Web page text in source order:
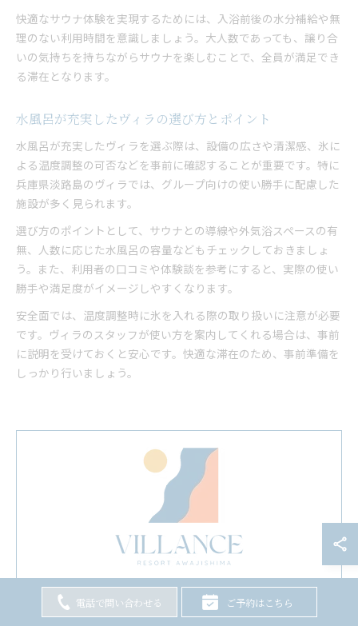
快適なサウナ体験を実現するためには、入浴前後の水分補給や無
理のない利用時間を意識しましょう。大人数であっても、譲り合
いの気持ちを持ちながらサウナを楽しむことで、全員が満足でき
る滞在となります。
水風呂が充実したヴィラの選び方とポイント
水風呂が充実したヴィラを選ぶ際は、設備の広さや清潔感、氷に
よる温度調整の可否などを事前に確認することが重要です。特に
兵庫県淡路島のヴィラでは、グループ向けの使い勝手に配慮した
施設が多く見られます。
選び方のポイントとして、サウナとの導線や外気浴スペースの有
無、人数に応じた水風呂の容量などもチェックしておきましょ
う。また、利用者の口コミや体験談を参考にすると、実際の使い
勝手や満足度がイメージしやすくなります。
安全面では、温度調整時に氷を入れる際の取り扱いに注意が必要
です。ヴィラのスタッフが使い方を案内してくれる場合は、事前
に説明を受けておくと安心です。快適な滞在のため、事前準備を
しっかり行いましょう。
オーシャンビューのヴィラとして、寝室はもちろん、サウナやバル
コニーからも瀬戸内海の広大な海と空を感じていただける空間を整
電話で問い合わせる ご予約はこちら